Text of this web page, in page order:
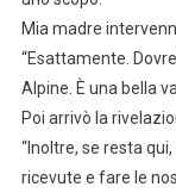
Mia madre
“Esattamente.
Alpine. È una bella
Poi arrivò la
“Inoltre, se resta
ricevute e fare le